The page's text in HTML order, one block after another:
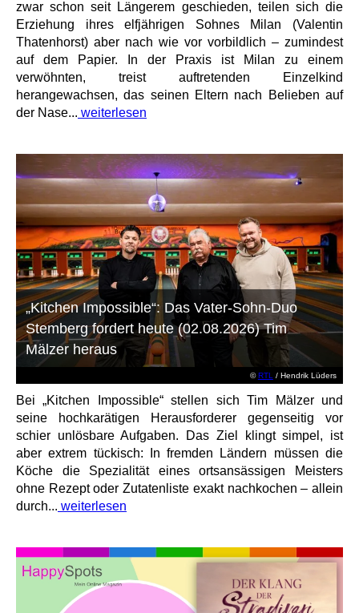
zwar schon seit Längerem geschieden, teilen sich die
Erziehung ihres elfjährigen Sohnes Milan (Valentin
Thatenhorst) aber nach wie vor vorbildlich – zumindest
auf dem Papier. In der Praxis ist Milan zu einem
verwöhnten, treist auftretenden Einzelkind
herangewachsen, das seinen Eltern nach Belieben auf
der Nase... weiterlesen
©RTL / Hendrik Lüders
„Kitchen Impossible“: Das Vater-Sohn-Duo
Stemberg fordert heute (02.08.2026) Tim
Mälzer heraus
Bei „Kitchen Impossible“ stellen sich Tim Mälzer und
seine hochkarätigen Herausforderer gegenseitig vor
schier unlösbare Aufgaben. Das Ziel klingt simpel, ist
aber extrem tückisch: In fremden Ländern müssen die
Köche die Spezialität eines ortsansässigen Meisters
ohne Rezept oder Zutatenliste exakt nachkochen – allein
durch... weiterlesen